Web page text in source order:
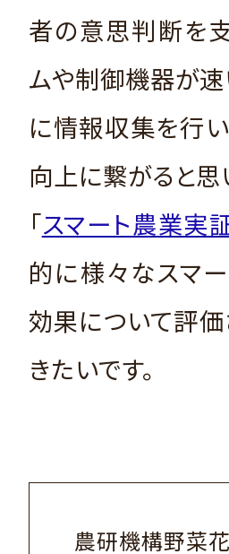
者の意思判断を
ムや制御機器が速
に情報収集を行
向上に繋がると思
「スマート農業実
的に様々なスマ
効果について評価
きたいです。
農研機構野菜